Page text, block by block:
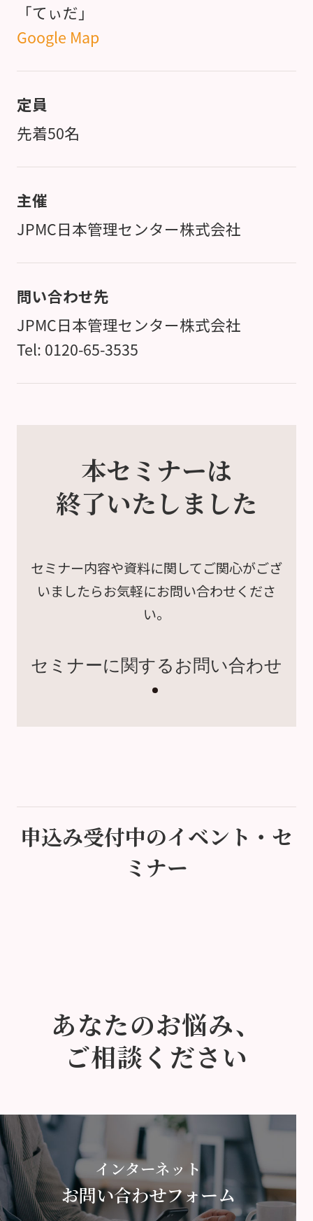
「てぃだ」
Google Map
定員
先着50名
主催
JPMC日本管理センター株式会社
問い合わせ先
JPMC日本管理センター株式会社
Tel: 0120-65-3535
本セミナーは
終了いたしました
セミナー内容や資料に関してご関心がござ
いましたらお気軽にお問い合わせくださ
い。
セミナーに関するお問い合わせ
申込み受付中のイベント・セ
ミナー
あなたのお悩み、
ご相談ください
インターネット
お問い合わせフォーム